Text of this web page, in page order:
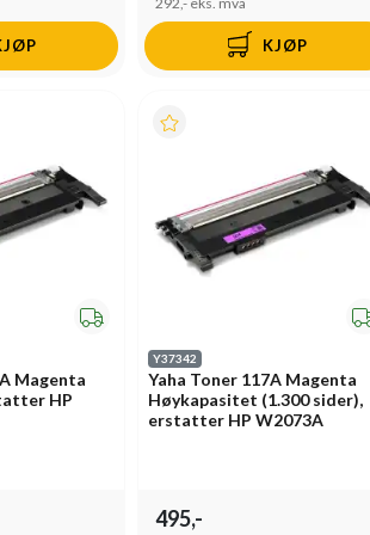
KJØP
Magenta
HP
Y37342
Yaha Toner 117A Magenta
Høykapasitet (1.300 sider),
erstatter HP W2073A
495,-